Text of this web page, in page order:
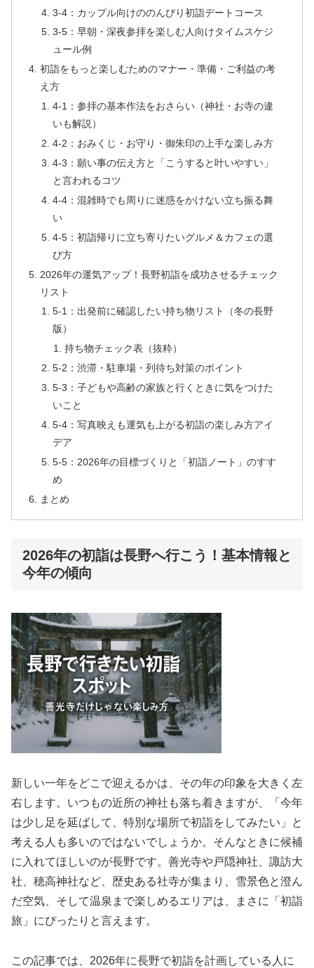
3-4：カップル向けののんびり初詣デートコース
3-5：早朝・深夜参拝を楽しむ人向けタイムスケジ
ュール例
初詣をもっと楽しむためのマナー・準備・ご利益の考
え方
4-1：参拝の基本作法をおさらい（神社・お寺の違
いも解説）
4-2：おみくじ・お守り・御朱印の上手な楽しみ方
4-3：願い事の伝え方と「こうすると叶いやすい」
と言われるコツ
4-4：混雑時でも周りに迷惑をかけない立ち振る舞
い
4-5：初詣帰りに立ち寄りたいグルメ＆カフェの選
び方
2026年の運気アップ！長野初詣を成功させるチェック
リスト
5-1：出発前に確認したい持ち物リスト（冬の長野
版）
持ち物チェック表（抜粋）
5-2：渋滞・駐車場・列待ち対策のポイント
5-3：子どもや高齢の家族と行くときに気をつけた
いこと
5-4：写真映えも運気も上がる初詣の楽しみ方アイ
デア
5-5：2026年の目標づくりと「初詣ノート」のすす
め
まとめ
2026年の初詣は長野へ行こう！基本情報と
今年の傾向
新しい一年をどこで迎えるかは、その年の印象を大きく左
右します。いつもの近所の神社も落ち着きますが、「今年
は少し足を延ばして、特別な場所で初詣をしてみたい」と
考える人も多いのではないでしょうか。そんなときに候補
に入れてほしいのが長野です。善光寺や戸隠神社、諏訪大
社、穂高神社など、歴史ある社寺が集まり、雪景色と澄ん
だ空気、そして温泉まで楽しめるエリアは、まさに「初詣
旅」にぴったりと言えます。
この記事では、2026年に長野で初詣を計画している人に